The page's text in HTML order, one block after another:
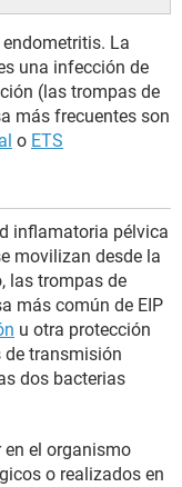
La
una infección de
(las trompas de
más frecuentes son
o ETS
inflamatoria pélvica
movilizan desde la
las trompas de
más común de EIP
u otra protección
de transmisión
dos bacterias
en el organismo
o realizados en